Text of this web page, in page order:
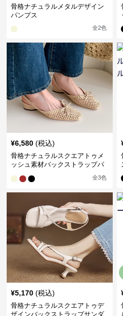
骨格ナチュラルメタルデザイン
パンプス
全2色
¥6,580 (税込)
骨格ナチュラルスクエアトゥメ
ッシュ素材バックストラップパ
全3色
¥5,170 (税込)
骨格ナチュラルスクエアトゥデ
ザインバックストラップサンダ